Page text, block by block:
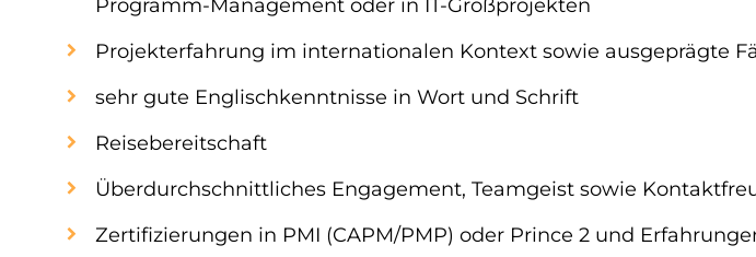
Programm-Management oder in IT-Großprojekten
Projekterfahrung im internationalen Kontext sowie ausgeprägte
sehr gute Englischkenntnisse in Wort und Schrift
Reisebereitschaft
Überdurchschnittliches Engagement, Teamgeist sowie
Zertifizierungen in PMI (CAPM/PMP) oder Prince 2 und